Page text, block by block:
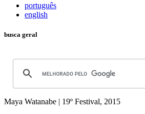
português
english
busca geral
Maya Watanabe | 19º Festival, 2015